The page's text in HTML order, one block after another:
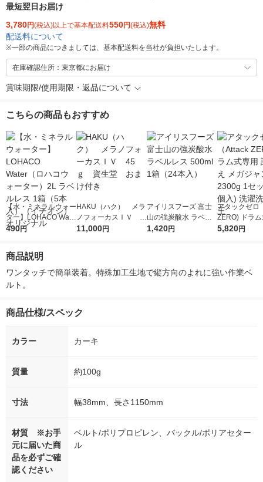
最短翌日お届け
3,780円(税込)以上で基本配送料550円(税込)無料
配送料について
※一部の商品につきましては、基本配送料を当社が負担いたします。
在庫確認住所：東京都にお届け
賞味期限/使用期限・返品について
こちらの商品もおすすめ
【水・ミネラルウォー
ター】LOHACO Wate
r（ロハコウォータ
シ） オリジナル
490円
HAKU（ハク） メラ
ノフォーカスＩＶ 4
5ｇ 資生堂 おまけ
11,000円
アイリスフーズ 富士
山の強炭酸水 ラベル
レス 500ml 1箱（24
1,420円
アタックゼロ
ZERO) ドラ
詰め替え メガ
5,820円
商品説明
ワンタッチで簡単装着。特殊加工生地で縦方向のよれに強い作業ベ
ルト。
商品仕様/スペック
カラー カーキ
質量 約100g
寸法 幅38mm、長さ1150mm
材質 ※お手
元に届いた商
品を必ずご確
認ください
ベルト/ポリプロピレン、バックル/ポリアセター
ル